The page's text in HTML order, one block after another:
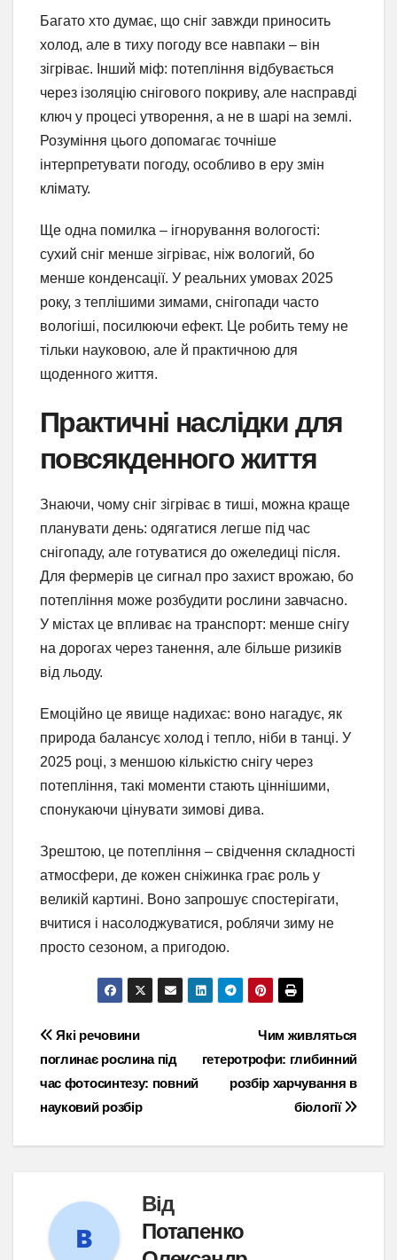
Багато хто думає, що сніг завжди приносить
холод, але в тиху погоду все навпаки – він
зігріває. Інший міф: потепління відбувається
через ізоляцію снігового покриву, але насправді
ключ у процесі утворення, а не в шарі на землі.
Розуміння цього допомагає точніше
інтерпретувати погоду, особливо в еру змін
клімату.
Ще одна помилка – ігнорування вологості:
сухий сніг менше зігріває, ніж вологий, бо
менше конденсації. У реальних умовах 2025
року, з теплішими зимами, снігопади часто
вологіші, посилюючи ефект. Це робить тему не
тільки науковою, але й практичною для
щоденного життя.
Практичні наслідки для
повсякденного життя
Знаючи, чому сніг зігріває в тиші, можна краще
планувати день: одягатися легше під час
снігопаду, але готуватися до ожеледиці після.
Для фермерів це сигнал про захист врожаю, бо
потепління може розбудити рослини завчасно.
У містах це впливає на транспорт: менше снігу
на дорогах через танення, але більше ризиків
від льоду.
Емоційно це явище надихає: воно нагадує, як
природа балансує холод і тепло, ніби в танці. У
2025 році, з меншою кількістю снігу через
потепління, такі моменти стають ціннішими,
спонукаючи цінувати зимові дива.
Зрештою, це потепління – свідчення складності
атмосфери, де кожен сніжинка грає роль у
великій картині. Воно запрошує спостерігати,
вчитися і насолоджуватися, роблячи зиму не
просто сезоном, а пригодою.
Навігація
записів
Чим живляться
гетеротрофи: глибинний
розбір харчування в
біології
Які речовини
поглинає рослина під
час фотосинтезу: повний
науковий розбір
Від
Потапенко